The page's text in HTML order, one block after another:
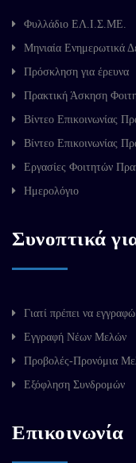
Φυλλάδιο ΕΛ.Ι.Σ.ΜΕ.
Μηνιαία Ενημερωτικά
Πρόσκληση για έρευνα
Πρακτική Άσκηση
Βίντεο Επικοινωνίας
Βίντεο Επικοινωνίας
Εργασίες Φοιτητών
Ημερολόγιο
Συνοπτικά
Γιατί πρέπει να
Εγγραφή Νέων Μελών
Προβολές-Προνόμια
Εξόφληση Συνδρομών
Επικοινωνία